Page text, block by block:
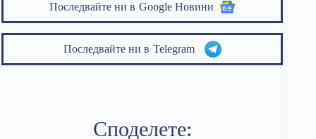
Последвайте ни в Google Новини
Последвайте ни в Telegram
Споделете: